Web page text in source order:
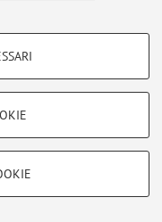
per il corretto
del sito.
di Bologna - Via
Cookie